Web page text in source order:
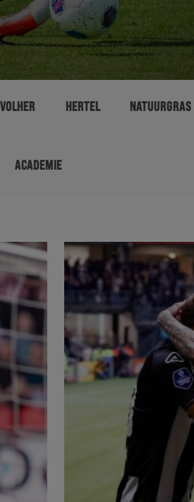
VOLHER HERTEL NATUURGRAS
ACADEMIE